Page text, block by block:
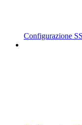
Configurazione